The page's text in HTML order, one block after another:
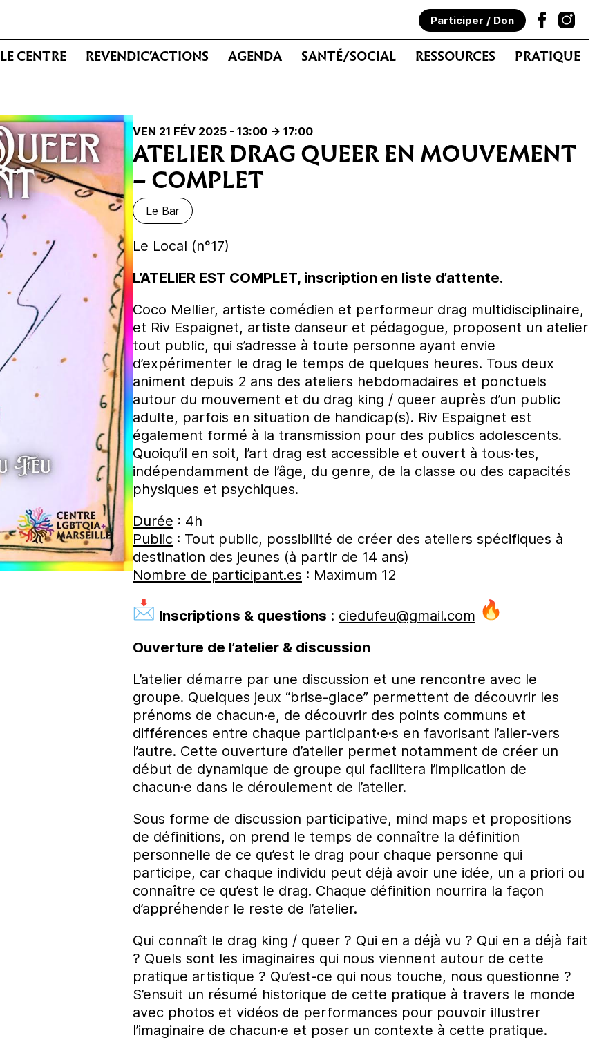
LE CENTRE REVENDIC’ACTIONS AGENDA SANTÉ/SOCIAL RESSOURCES PRATIQUE
Participer / Don
VEN 21 FÉV 2025 - 13:00 -> 17:00
ATELIER DRAG QUEER EN MOUVEMENT
– COMPLET
Le Bar
Le Local (n°17)
L’ATELIER EST COMPLET, inscription en liste d’attente.
Coco Mellier, artiste comédien et performeur drag multidisciplinaire,
et Riv Espaignet, artiste danseur et pédagogue, proposent un atelier
tout public, qui s’adresse à toute personne ayant envie
d’expérimenter le drag le temps de quelques heures. Tous deux
animent depuis 2 ans des ateliers hebdomadaires et ponctuels
autour du mouvement et du drag king / queer auprès d’un public
adulte, parfois en situation de handicap(s). Riv Espaignet est
également formé à la transmission pour des publics adolescents.
Quoiqu’il en soit, l’art drag est accessible et ouvert à tous·tes,
indépendamment de l’âge, du genre, de la classe ou des capacités
physiques et psychiques.
Durée : 4h
Public : Tout public, possibilité de créer des ateliers spécifiques à
destination des jeunes (à partir de 14 ans)
Nombre de participant.es : Maximum 12
Inscriptions & questions : ciedufeu@gmail.com
Ouverture de l’atelier & discussion
L’atelier démarre par une discussion et une rencontre avec le
groupe. Quelques jeux “brise-glace” permettent de découvrir les
prénoms de chacun·e, de découvrir des points communs et
différences entre chaque participant·e·s en favorisant l’aller-vers
l’autre. Cette ouverture d’atelier permet notamment de créer un
début de dynamique de groupe qui facilitera l’implication de
chacun·e dans le déroulement de l’atelier.
Sous forme de discussion participative, mind maps et propositions
de définitions, on prend le temps de connaître la définition
personnelle de ce qu’est le drag pour chaque personne qui
participe, car chaque individu peut déjà avoir une idée, un a priori ou
connaître ce qu’est le drag. Chaque définition nourrira la façon
d’appréhender le reste de l’atelier.
Qui connaît le drag king / queer ? Qui en a déjà vu ? Qui en a déjà fait
? Quels sont les imaginaires qui nous viennent autour de cette
pratique artistique ? Qu’est-ce qui nous touche, nous questionne ?
S’ensuit un résumé historique de cette pratique à travers le monde
avec photos et vidéos de performances pour pouvoir illustrer
l’imaginaire de chacun·e et poser un contexte à cette pratique.